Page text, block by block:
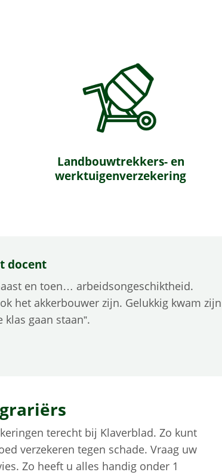
Landbouwtrekkers- en
werktuigenverzekering
docent
en toen… arbeidsongeschiktheid.
het akkerbouwer zijn. Gelukkig kwam zijn
gaan staan”.
terecht bij Klaverblad. Zo kunt
verzekeren tegen schade. Vraag uw
Zo heeft u alles handig onder 1